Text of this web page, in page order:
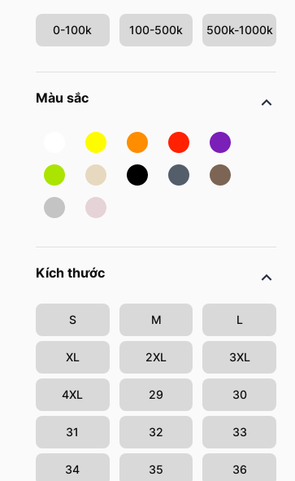
0-100k 100-500k 500k-1000k
Màu sắc
Kích thước
S M L
XL 2XL 3XL
4XL 29 30
31 32 33
34 35 36